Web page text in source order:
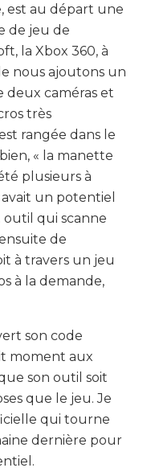
est au départ une
de jeu de
la Xbox 360, à
nous ajoutons un
deux caméras et
très
rangée dans le
« la manette
plusieurs à
un potentiel
qui scanne
de
à travers un jeu
à la demande,
son code
moment aux
son outil soit
que le jeu. Je
qui tourne
dernière pour